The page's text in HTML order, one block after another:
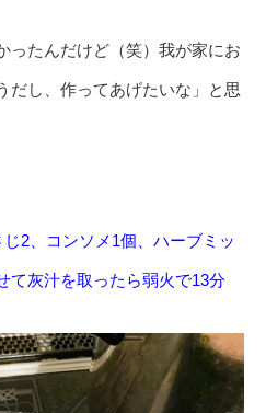
ったんだけど（笑）我が家にお
だし、作ってあげたいな」と思
2、コンソメ1個、ハーブミッ
て灰汁を取ったら弱火で13分